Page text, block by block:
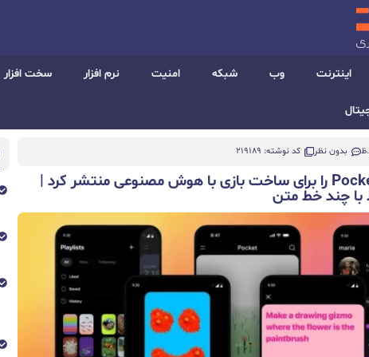
اینترنت وب شبکه امنیت نرم افزار سخت افزار
بدون نظر کد نوشته: 219189
متا اپلیکیشن Pocket را برای ساخت بازی با هوش مصنوعی منتشر کرد |
چند خط متن